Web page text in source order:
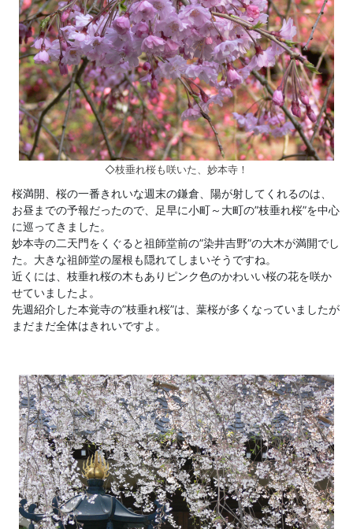
◇枝垂れ桜も咲いた、妙本寺！
桜満開、桜の一番きれいな週末の鎌倉、陽が射してくれるのは、
お昼までの予報だったので、足早に小町～大町の”枝垂れ桜”を中心
に巡ってきました。
妙本寺の二天門をくぐると祖師堂前の”染井吉野”の大木が満開でし
た。大きな祖師堂の屋根も隠れてしまいそうですね。
近くには、枝垂れ桜の木もありピンク色のかわいい桜の花を咲か
せていましたよ。
先週紹介した本覚寺の”枝垂れ桜”は、葉桜が多くなっていましたが
まだまだ全体はきれいですよ。